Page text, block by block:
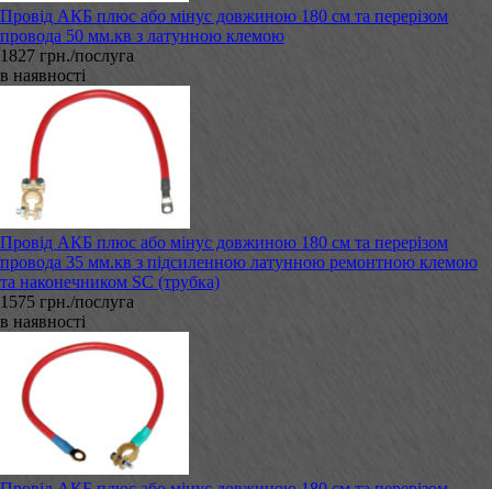
Провід АКБ плюс або мінус довжиною 180 см та перерізом
провода 50 мм.кв з латунною клемою
1827 грн./послуга
в наявності
Провід АКБ плюс або мінус довжиною 180 см та перерізом
провода 35 мм.кв з підсиленною латунною ремонтною клемою
та наконечником SC (трубка)
1575 грн./послуга
в наявності